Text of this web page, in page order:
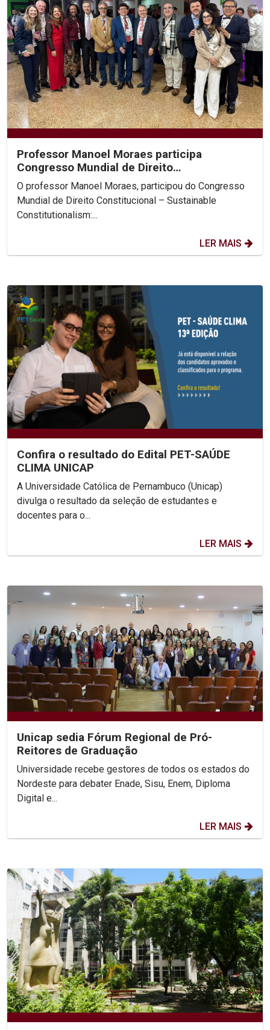
Professor Manoel Moraes participa
Congresso Mundial de Direito
Constitucional, na Colômbia.
O professor Manoel Moraes, participou do Congresso
Mundial de Direito Constitucional – Sustainable
Constitutionalism:...
LER MAIS
Confira o resultado do Edital PET-SAÚDE
CLIMA UNICAP
A Universidade Católica de Pernambuco (Unicap)
divulga o resultado da seleção de estudantes e
docentes para o...
LER MAIS
Unicap sedia Fórum Regional de Pró-
Reitores de Graduação
Universidade recebe gestores de todos os estados do
Nordeste para debater Enade, Sisu, Enem, Diploma
Digital e...
LER MAIS